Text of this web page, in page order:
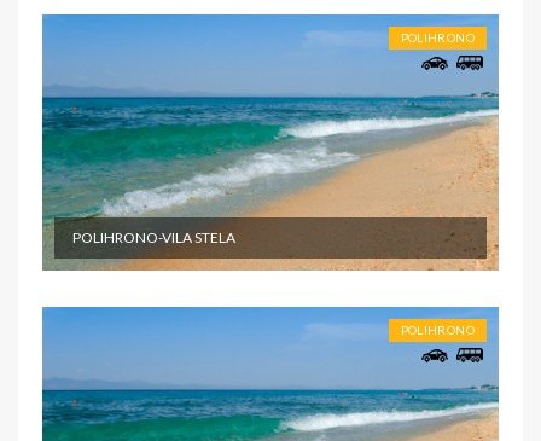
POLIHRONO
POLIHRONO-VILA STELA
POLIHRONO